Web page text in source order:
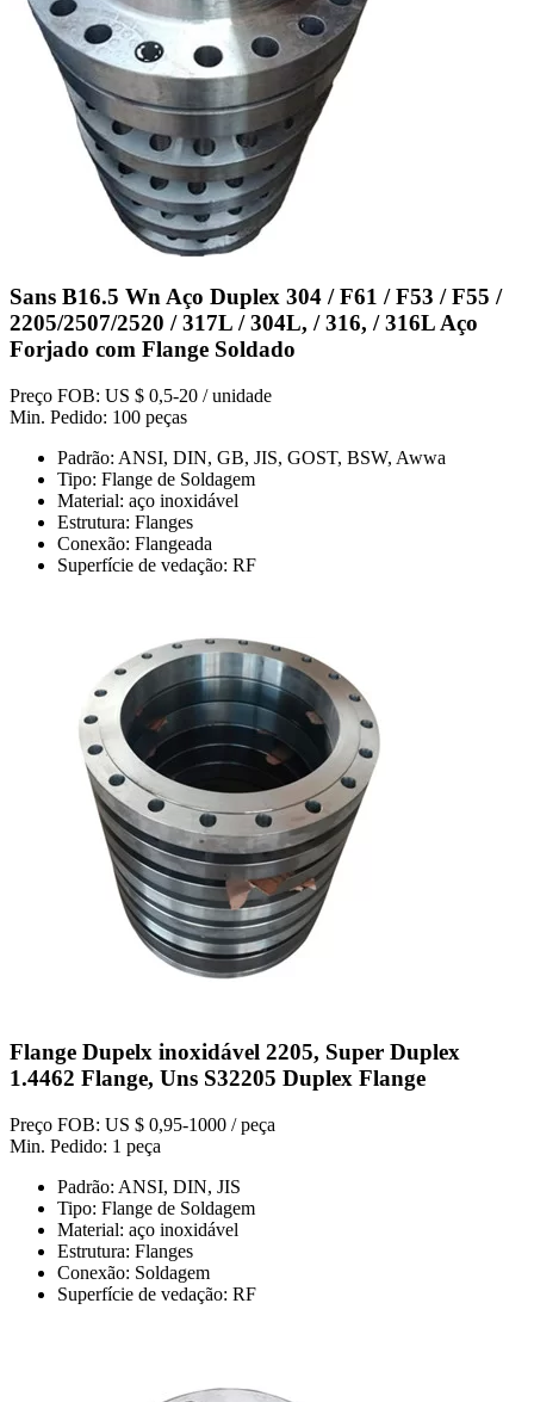
Sans B16.5 Wn Aço Duplex 304 / F61 / F53 / F55 /
2205/2507/2520 / 317L / 304L, / 316, / 316L Aço
Forjado com Flange Soldado
Preço FOB: US $ 0,5-20 / unidade
Min. Pedido: 100 peças
Padrão: ANSI, DIN, GB, JIS, GOST, BSW, Awwa
Tipo: Flange de Soldagem
Material: aço inoxidável
Estrutura: Flanges
Conexão: Flangeada
Superfície de vedação: RF
Flange Dupelx inoxidável 2205, Super Duplex
1.4462 Flange, Uns S32205 Duplex Flange
Preço FOB: US $ 0,95-1000 / peça
Min. Pedido: 1 peça
Padrão: ANSI, DIN, JIS
Tipo: Flange de Soldagem
Material: aço inoxidável
Estrutura: Flanges
Conexão: Soldagem
Superfície de vedação: RF